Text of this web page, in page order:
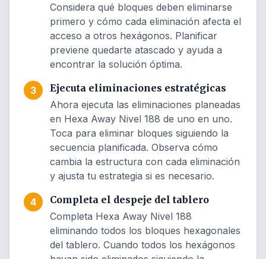
Considera qué bloques deben eliminarse
primero y cómo cada eliminación afecta el
acceso a otros hexágonos. Planificar
previene quedarte atascado y ayuda a
encontrar la solución óptima.
3
Ejecuta eliminaciones estratégicas
Ahora ejecuta las eliminaciones planeadas
en Hexa Away Nivel 188 de uno en uno.
Toca para eliminar bloques siguiendo la
secuencia planificada. Observa cómo
cambia la estructura con cada eliminación
y ajusta tu estrategia si es necesario.
4
Completa el despeje del tablero
Completa Hexa Away Nivel 188
eliminando todos los bloques hexagonales
del tablero. Cuando todos los hexágonos